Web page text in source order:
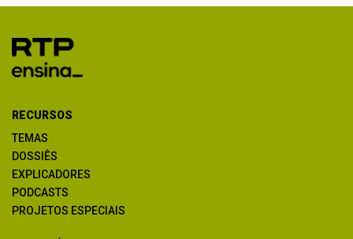
RECURSOS
TEMAS
DOSSIÊS
EXPLICADORES
PODCASTS
PROJETOS ESPECIAIS